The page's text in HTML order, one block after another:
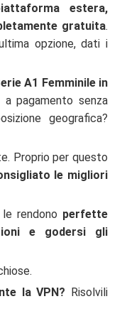
estera,
gratuita.
opzione, dati i
A1 Femminile in
a pagamento senza
geografica?
Proprio per questo
le migliori
rendono perfette
e godersi gli
la VPN? Risolvili